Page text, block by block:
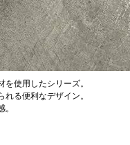
使用したシリーズ。
る便利なデザイン。